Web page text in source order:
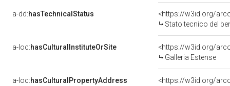
a-dd:hasTechnicalStatus
<https://w3id.org/
Stato tecnico del
a-loc:hasCulturalInstituteOrSite
<https://w3id.org/
Galleria Estense
a-loc:hasCulturalPropertyAddress
<https://w3id.org/